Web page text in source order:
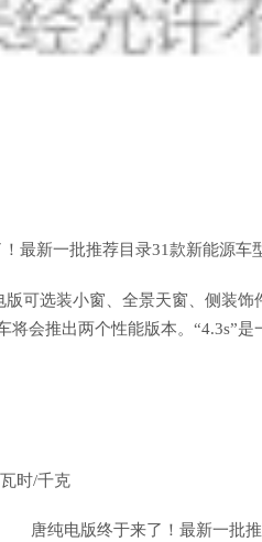
版可选装小窗、全景天窗、侧装
将会推出两个性能版本。“4.3s”
时/千克